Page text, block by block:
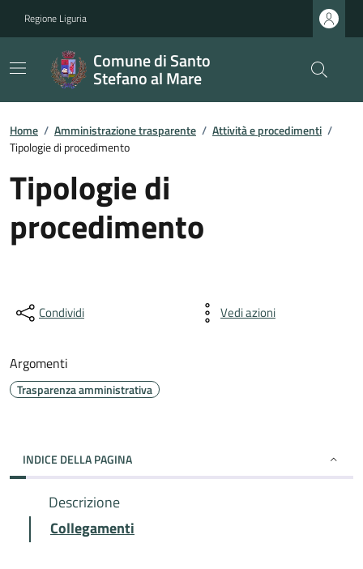
Regione Liguria
Comune di Santo
Stefano al Mare
Home / Amministrazione trasparente / Attività e procedimenti /
Tipologie di procedimento
Tipologie di
procedimento
Condividi Vedi azioni
Argomenti
Trasparenza amministrativa
INDICE DELLA PAGINA
Descrizione
Collegamenti